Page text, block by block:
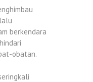
berkendara
obatan.